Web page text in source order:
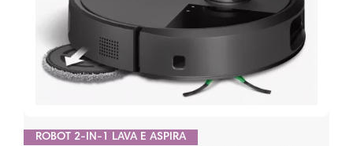
ROBOT 2-IN-1 LAVA E ASPIRA